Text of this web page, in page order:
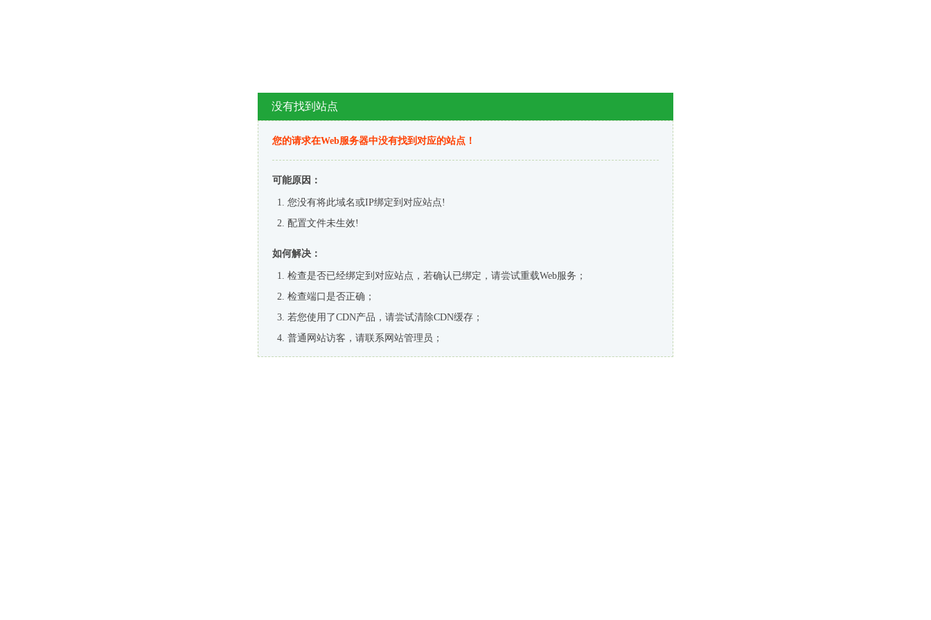
没有找到站点
您的请求在Web服务器中没有找到对应的站点！
可能原因：
您没有将此域名或IP绑定到对应站点!
配置文件未生效!
如何解决：
检查是否已经绑定到对应站点，若确认已绑定，请尝试重载Web服务；
检查端口是否正确；
若您使用了CDN产品，请尝试清除CDN缓存；
普通网站访客，请联系网站管理员；